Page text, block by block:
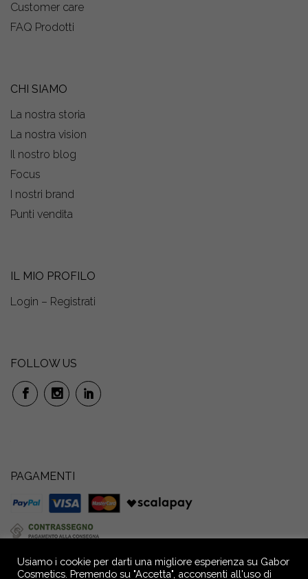
Customer care
FAQ Prodotti
CHI SIAMO
La nostra storia
La nostra vision
Il nostro blog
Focus
I nostri brand
Punti vendita
IL MIO PROFILO
Login – Registrati
FOLLOW US
PAGAMENTI
Usiamo i cookie per darti una migliore esperienza su Gabor
Cosmetics. Premendo su "Accetta", acconsenti all'uso di